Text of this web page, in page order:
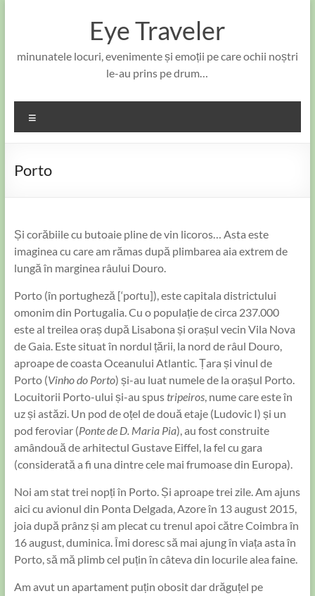
Eye Traveler
minunatele locuri, evenimente și emoții pe care ochii noștri
le-au prins pe drum…
Porto
Și corăbiile cu butoaie pline de vin licoros… Asta este
imaginea cu care am rămas după plimbarea aia extrem de
lungă în marginea râului Douro.
Porto (în portugheză [‘poɾtu]), este capitala districtului
omonim din Portugalia. Cu o populație de circa 237.000
este al treilea oraș după Lisabona și orașul vecin Vila Nova
de Gaia. Este situat în nordul țării, la nord de râul Douro,
aproape de coasta Oceanului Atlantic. Țara și vinul de
Porto (Vinho do Porto) și-au luat numele de la orașul Porto.
Locuitorii Porto-ului și-au spustripeiros, nume care este în
uz și astăzi. Un pod de oțel de două etaje (Ludovic I) și un
pod feroviar (Ponte de D. Maria Pia), au fost construite
amândouă de arhitectul Gustave Eiffel, la fel cu gara
(considerată a fi una dintre cele mai frumoase din Europa).
Noi am stat trei nopți în Porto. Și aproape trei zile. Am ajuns
aici cu avionul din Ponta Delgada, Azore în 13 august 2015,
joia după prânz și am plecat cu trenul apoi către Coimbra în
16 august, duminica. Îmi doresc să mai ajung în viața asta în
Porto, să mă plimb cel puțin în câteva din locurile alea faine.
Am avut un apartament puțin obosit dar drăguțel pe